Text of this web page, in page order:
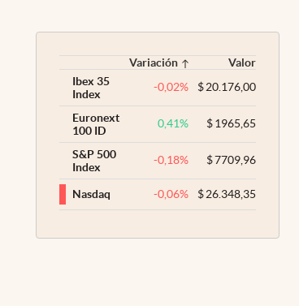
Variación
Valor
Ibex 35
Index
-0,02% $20.176,00
Euronext
100 ID
0,41% $1965,65
S&P 500
Index
-0,18% $7709,96
Nasdaq -0,06% $26.348,35